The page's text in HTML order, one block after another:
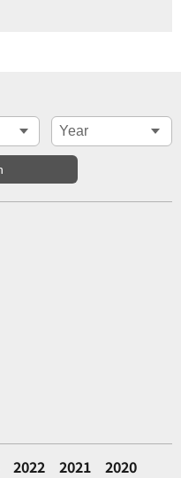
2022 2021 2020